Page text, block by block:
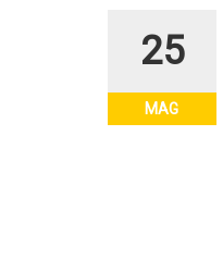
25
MAG